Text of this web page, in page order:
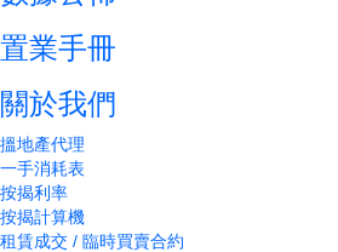
置業手冊
關於我們
搵地產代理
一手消耗表
按揭利率
按揭計算機
租賃成交 / 臨時買賣合約